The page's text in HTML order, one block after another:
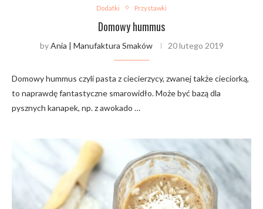
Dodatki Przystawki
Domowy hummus
byAnia | Manufaktura Smaków 20 lutego 2019
Domowy hummus czyli pasta z ciecierzycy, zwanej także cieciorką,
to naprawdę fantastyczne smarowidło. Może być bazą dla
pysznych kanapek, np. z awokado …